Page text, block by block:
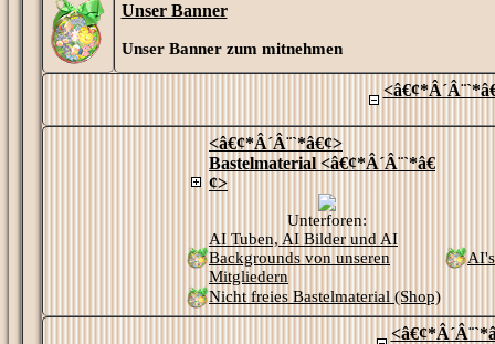
Unser Banner
Unser Banner zum mitnehmen
<â€¢*Â´Â¨`*â€¢>
Bastelmaterial <â€¢*Â´Â¨`*â€
¢>
Unterforen:
AI Tuben, AI Bilder und AI
Backgrounds von unseren
Mitgliedern
Nicht freies Bastelmaterial (Shop)